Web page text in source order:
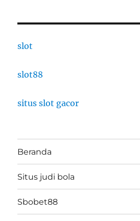
slot
slot88
situs slot gacor
Beranda
Situs judi bola
Sbobet88